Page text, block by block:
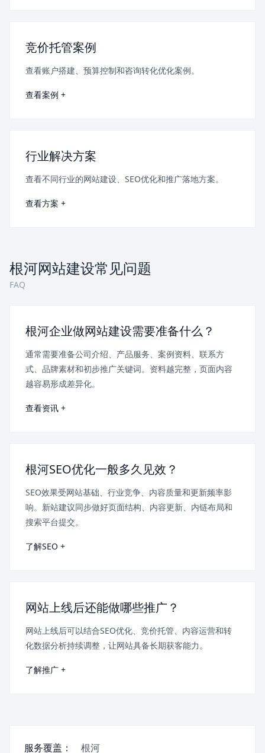
竞价托管案例
查看账户搭建、预算控制和咨询转化优化案例。
查看案例 +
行业解决方案
查看不同行业的网站建设、SEO优化和推广落地方案。
查看方案 +
根河网站建设常见问题
FAQ
根河企业做网站建设需要准备什么？
通常需要准备公司介绍、产品服务、案例资料、联系方
式、品牌素材和初步推广关键词。资料越完整，页面内容
越容易形成差异化。
查看资讯 +
根河SEO优化一般多久见效？
SEO效果受网站基础、行业竞争、内容质量和更新频率影
响。新站建议同步做好页面结构、内容更新、内链布局和
搜索平台提交。
了解SEO +
网站上线后还能做哪些推广？
网站上线后可以结合SEO优化、竞价托管、内容运营和转
化数据分析持续调整，让网站具备长期获客能力。
了解推广 +
服务覆盖： 根河